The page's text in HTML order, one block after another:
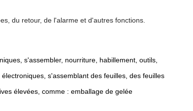
du retour, de l'alarme et d'autres fonctions.
s'assembler, nourriture, habillement, outils,
électroniques, s'assemblant des feuilles, des feuilles
élevées, comme : emballage de gelée